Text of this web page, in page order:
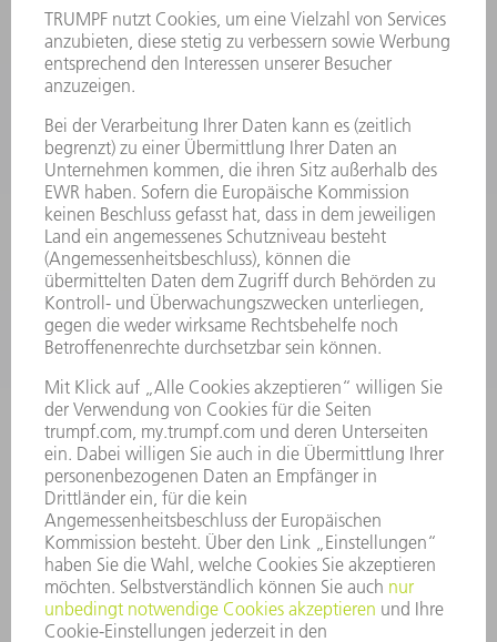
MYTRUMPF
SICHERHEITSDATENBLÄTTER
PRODUKTE
MASCHINEN & SYSTEME
LEISTUNGSELEKTRONIK
ELEKTROWERKZEUGE
SMART FACTORY
SOFTWARE
SERVICES
ANWENDUNGEN
BRANCHEN
UNTERNEHMEN
KARRIERE
STELLENANGEBOTE
UNTERNEHMENSPROFIL
GESCHÄFTSBERICHT
UNTERNEHMENSGRUNDSÄTZE
COMPLIANCE
HINWEISGEBERSYSTEM
SECURITY
PRESSEMITTEILUNGEN
MAGAZINE
LIEFERANTEN
NACHHALTIGKEIT
UMWELT & KLIMA
SOZIALES & GESELLSCHAFT
UNTERNEHMENSFÜHRUNG